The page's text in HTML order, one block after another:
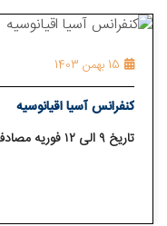
15 بهمن 1403
کنفرانس آسیا اقیانوسیه
تاریخ ۹ الی ۱۲ فوریه مصادف با ۲۱ الی ۲۳ بهمن 1403